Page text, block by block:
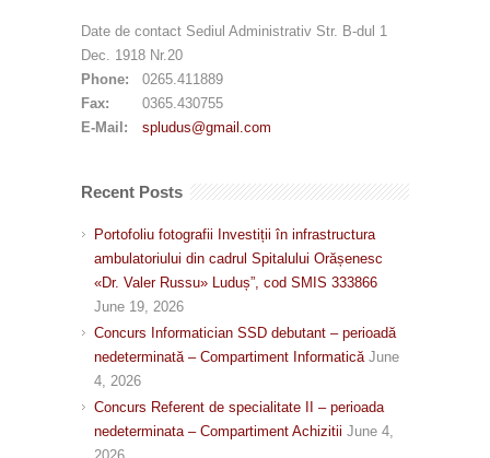
Date de contact Sediul Administrativ Str. B-dul 1
Dec. 1918 Nr.20
Phone:
0265.411889
Fax:
0365.430755
E-Mail:
spludus@gmail.com
Recent Posts
Portofoliu fotografii Investiții în infrastructura
ambulatoriului din cadrul Spitalului Orășenesc
«Dr. Valer Russu» Luduș”, cod SMIS 333866
June 19, 2026
Concurs Informatician SSD debutant – perioadă
nedeterminată – Compartiment Informatică June
4, 2026
Concurs Referent de specialitate II – perioada
nedeterminata – Compartiment Achizitii June 4,